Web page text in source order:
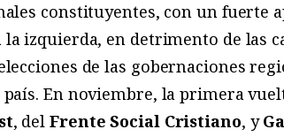
constituyentes, con un fuerte
izquierda, en detrimento de las
de las gobernaciones
En noviembre, la primera
, delFrente Social Cristiano, y